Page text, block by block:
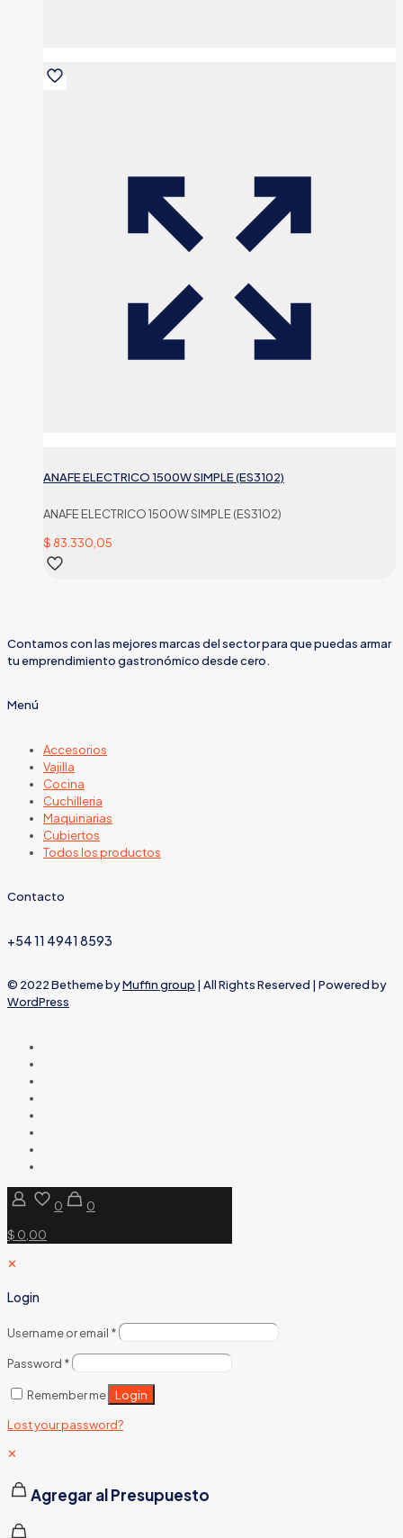
ANAFE ELECTRICO 1500W SIMPLE (ES3102)
ANAFE ELECTRICO 1500W SIMPLE (ES3102)
$ 83.330,05
Contamos con las mejores marcas del sector para que puedas armar
tu emprendimiento gastronómico desde cero.
Menú
Accesorios
Vajilla
Cocina
Cuchilleria
Maquinarias
Cubiertos
Todos los productos
Contacto
+54 11 4941 8593
© 2022 Betheme byMuffin group | All Rights Reserved | Powered by
WordPress
0
0
$ 0,00
✕
Login
Username or email *
Password *
Remember me Login
Lost your password?
✕
Agregar al Presupuesto